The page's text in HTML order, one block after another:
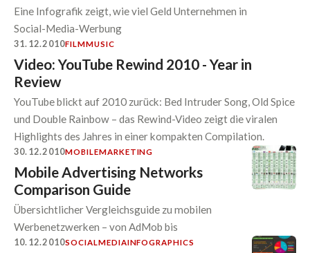
Eine Infografik zeigt, wie viel Geld Unternehmen in
Social-Media-Werbung
31.12.2010FILMMUSIC
Video: YouTube Rewind 2010 - Year in
Review
YouTube blickt auf 2010 zurück: Bed Intruder Song, Old Spice
und Double Rainbow – das Rewind-Video zeigt die viralen
Highlights des Jahres in einer kompakten Compilation.
30.12.2010MOBILEMARKETING
Mobile Advertising Networks
Comparison Guide
Übersichtlicher Vergleichsguide zu mobilen
Werbenetzwerken – von AdMob bis
10.12.2010SOCIALMEDIAINFOGRAPHICS